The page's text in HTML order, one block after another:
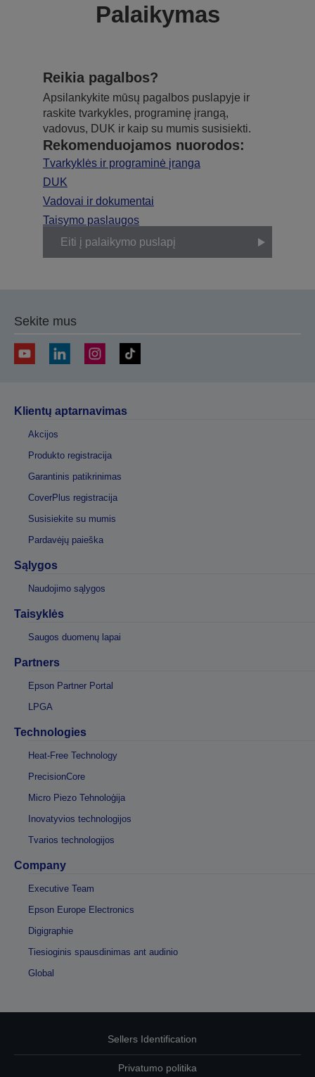
Palaikymas
Reikia pagalbos?
Apsilankykite mūsų pagalbos puslapyje ir
raskite tvarkykles, programinę įrangą,
vadovus, DUK ir kaip su mumis susisiekti.
Rekomenduojamos nuorodos:
Tvarkyklės ir programinė įranga
DUK
Vadovai ir dokumentai
Taisymo paslaugos
Eiti į palaikymo puslapį
Sekite mus
Klientų aptarnavimas
Akcijos
Produkto registracija
Garantinis patikrinimas
CoverPlus registracija
Susisiekite su mumis
Pardavėjų paieška
Sąlygos
Naudojimo sąlygos
Taisyklės
Saugos duomenų lapai
Partners
Epson Partner Portal
LPGA
Technologies
Heat-Free Technology
PrecisionCore
Micro Piezo Tehnoloģija
Inovatyvios technologijos
Tvarios technologijos
Company
Executive Team
Epson Europe Electronics
Digigraphie
Tiesioginis spausdinimas ant audinio
Global
Sellers Identification
Privatumo politika